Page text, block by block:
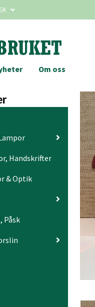
Om oss
Handskrifter
& Optik
Påsk